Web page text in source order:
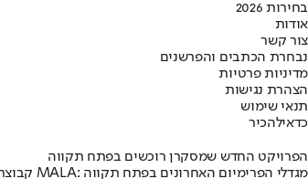
בחירות 2026
אודות
צור קשר
נבחרת הכתבים והפרשנים
מדיניות פרטיות
הצהרת נגישות
תנאי שימוש
כדאילהכיר
הפרויקט החדש שמסקרן רוכשים בפתח תקווה
קבוצת אלמוג מציגה את פרויקט MALA: מגדלי הפרימיום האחרונים בפתח תקווה